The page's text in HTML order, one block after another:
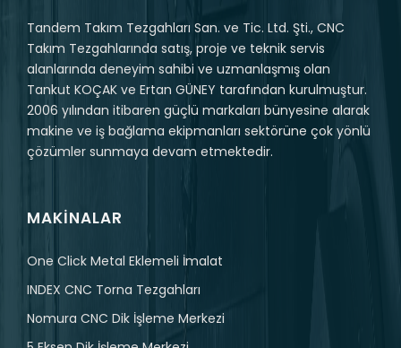
Tandem Takım Tezgahları San. ve Tic. Ltd. Şti., CNC
Takım Tezgahlarında satış, proje ve teknik servis
alanlarında deneyim sahibi ve uzmanlaşmış olan
Tankut KOÇAK ve Ertan GÜNEY tarafından kurulmuştur.
2006 yılından itibaren güçlü markaları bünyesine alarak
makine ve iş bağlama ekipmanları sektörüne çok yönlü
çözümler sunmaya devam etmektedir.
MAKINALAR
One Click Metal Eklemeli İmalat
INDEX CNC Torna Tezgahları
Nomura CNC Dik İşleme Merkezi